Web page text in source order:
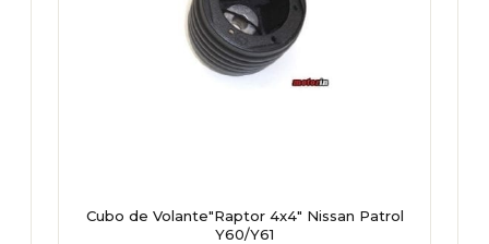
Cubo de Volante"Raptor 4x4" Nissan Patrol
Y60/Y61